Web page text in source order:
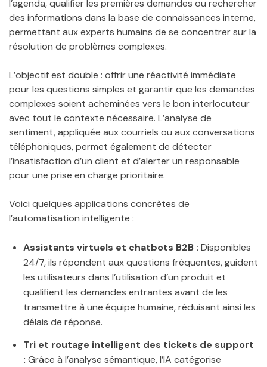
l’agenda, qualifier les premières demandes ou rechercher
des informations dans la base de connaissances interne,
permettant aux experts humains de se concentrer sur la
résolution de problèmes complexes.
L’objectif est double : offrir une réactivité immédiate
pour les questions simples et garantir que les demandes
complexes soient acheminées vers le bon interlocuteur
avec tout le contexte nécessaire. L’analyse de
sentiment, appliquée aux courriels ou aux conversations
téléphoniques, permet également de détecter
l’insatisfaction d’un client et d’alerter un responsable
pour une prise en charge prioritaire.
Voici quelques applications concrètes de
l’automatisation intelligente :
Assistants virtuels et chatbots B2B : Disponibles
24/7, ils répondent aux questions fréquentes, guident
les utilisateurs dans l’utilisation d’un produit et
qualifient les demandes entrantes avant de les
transmettre à une équipe humaine, réduisant ainsi les
délais de réponse.
Tri et routage intelligent des tickets de support
: Grâce à l’analyse sémantique, l’IA catégorise